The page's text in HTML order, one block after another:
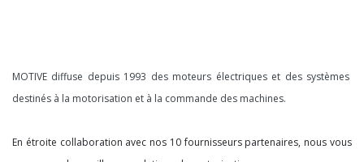
MOTIVE diffuse depuis 1993 des moteurs électriques et des systèmes
destinés à la motorisation et à la commande des machines.
En étroite collaboration avec nos 10 fournisseurs partenaires, nous vous